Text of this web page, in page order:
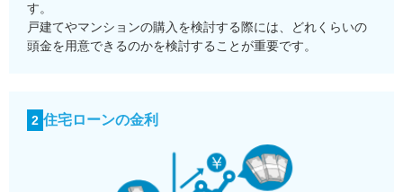
す。
戸建てやマンションの購入を検討する際には、どれくらいの
頭金を用意できるのかを検討することが重要です。
2 住宅ローンの金利